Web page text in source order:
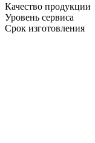
Качество продукции
Уровень сервиса
Срок изготовления